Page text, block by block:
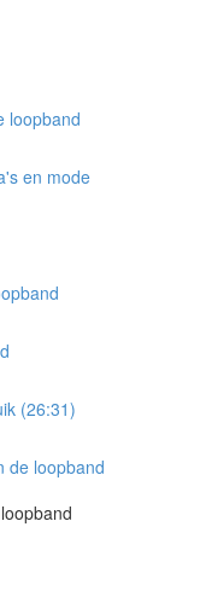
loopband
en mode
(26:31)
de loopband